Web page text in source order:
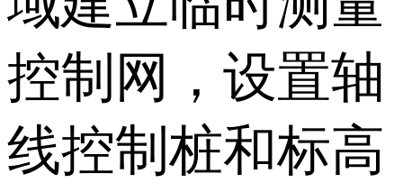
控制网，设置轴
线控制桩和标高